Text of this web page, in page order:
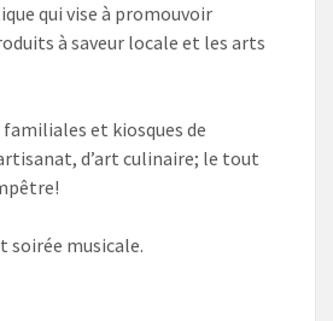
qui vise à promouvoir
à saveur locale et les arts
et kiosques de
d’art culinaire; le tout
soirée musicale.